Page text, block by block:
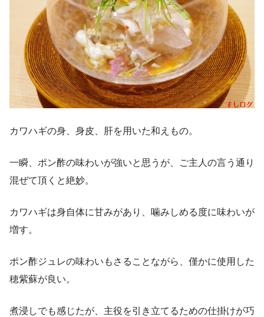
カワハギの身、身皮、肝を用いた和えもの。
一瞬、ポン酢の味わいが強いと思うが、ご主人の言う通り
混ぜて頂くと絶妙。
カワハギは身自体に甘みがあり、噛みしめる度に味わいが
増す。
ポン酢ジュレの味わいもさることながら、僅かに使用した
穂紫蘇が良い。
煮浸しでも感じたが、主役を引き立てるための仕掛けが巧